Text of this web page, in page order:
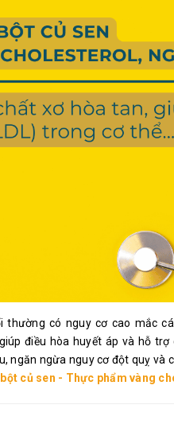
thường có nguy cơ cao mắc
điều hòa huyết áp và hỗ
ngăn ngừa nguy cơ đột quỵ và
củ sen - Thực phẩm vàng